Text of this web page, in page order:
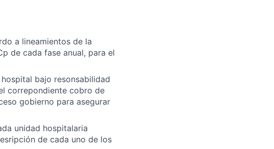
a lineamientos de la
de cada fase anual, para el
bajo resonsabilidad
correpondiente cobro de
gobierno para asegurar
unidad hospitalaria
de cada uno de los